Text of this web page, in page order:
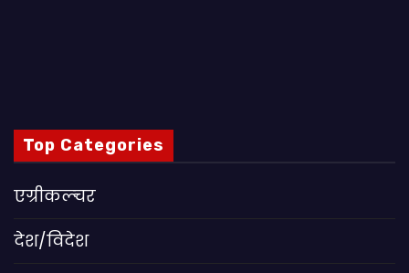
Top Categories
एग्रीकल्चर
देश/विदेश